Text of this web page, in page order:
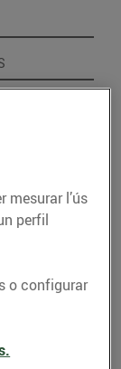
mesurar l’ús
perfil
o configurar